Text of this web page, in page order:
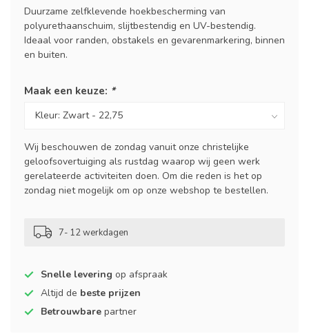
Duurzame zelfklevende hoekbescherming van
polyurethaanschuim, slijtbestendig en UV-bestendig.
Ideaal voor randen, obstakels en gevarenmarkering, binnen
en buiten.
Maak een keuze: *
Wij beschouwen de zondag vanuit onze christelijke
geloofsovertuiging als rustdag waarop wij geen werk
gerelateerde activiteiten doen. Om die reden is het op
zondag niet mogelijk om op onze webshop te bestellen.
7- 12 werkdagen
Snelle levering op afspraak
Altijd de beste prijzen
Betrouwbare partner